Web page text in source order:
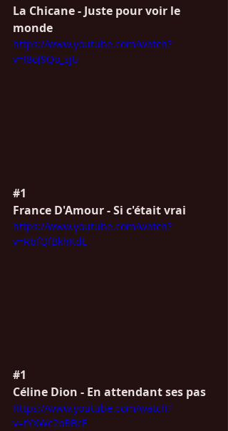
La Chicane - Juste pour voir le
monde
https://www.youtube.com/watch?
v=I8oJ9Qo_sjU
#1
France D'Amour - Si c'était vrai
https://www.youtube.com/watch?
v=RbfQfBkhKdE
#1
Céline Dion - En attendant ses pas
https://www.youtube.com/watch?
v=tYXWc2oBBcE